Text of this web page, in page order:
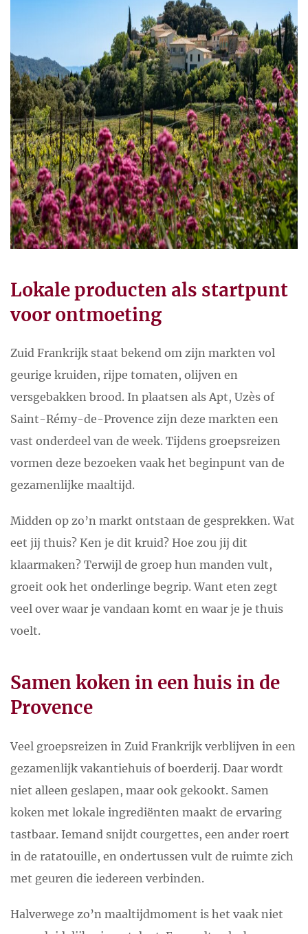
Lokale producten als startpunt
voor ontmoeting
Zuid Frankrijk staat bekend om zijn markten vol
geurige kruiden, rijpe tomaten, olijven en
versgebakken brood. In plaatsen als Apt, Uzès of
Saint-Rémy-de-Provence zijn deze markten een
vast onderdeel van de week. Tijdens groepsreizen
vormen deze bezoeken vaak het beginpunt van de
gezamenlijke maaltijd.
Midden op zo’n markt ontstaan de gesprekken. Wat
eet jij thuis? Ken je dit kruid? Hoe zou jij dit
klaarmaken? Terwijl de groep hun manden vult,
groeit ook het onderlinge begrip. Want eten zegt
veel over waar je vandaan komt en waar je je thuis
voelt.
Samen koken in een huis in de
Provence
Veel groepsreizen in Zuid Frankrijk verblijven in een
gezamenlijk vakantiehuis of boerderij. Daar wordt
niet alleen geslapen, maar ook gekookt. Samen
koken met lokale ingrediënten maakt de ervaring
tastbaar. Iemand snijdt courgettes, een ander roert
in de ratatouille, en ondertussen vult de ruimte zich
met geuren die iedereen verbinden.
Halverwege zo’n maaltijdmoment is het vaak niet